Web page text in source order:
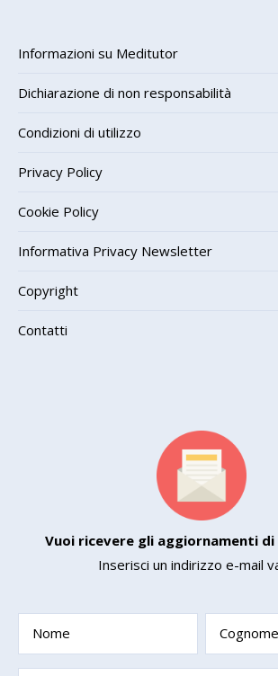
Informazioni su Meditutor
Dichiarazione di non responsabilità
Condizioni di utilizzo
Privacy Policy
Cookie Policy
Informativa Privacy Newsletter
Copyright
Contatti
Vuoi ricevere gli aggiornamenti
Inserisci un indirizzo e-mail
Nome Cognome